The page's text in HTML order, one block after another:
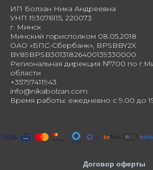
ИП Болзан Ника Андреевна
УНП 193076115, 220073
г. Минск
Минский горисполком 08.05.2018
ОАО «БПС-Сбербанк», BPSBBY2X
BY89BPSB30131826400139330000
Региональная дирекция №700 по
области
+35797411943
info@nikabolzan.com
Время работы: ежедневно с 9.00 до
Договор оферты